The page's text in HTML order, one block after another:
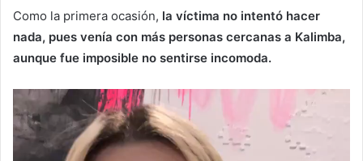
Como la primera ocasión, la víctima no intentó hacer
nada, pues venía con más personas cercanas a Kalimba,
aunque fue imposible no sentirse incomoda.